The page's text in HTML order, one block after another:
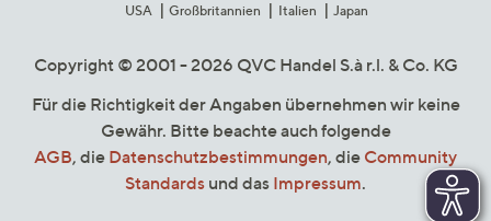
USA
Großbritannien Italien Japan
Copyright © 2001 - 2026 QVC Handel S.à r.l. & Co. KG
Für die Richtigkeit der Angaben übernehmen wir keine
Gewähr. Bitte beachte auch folgende
AGB, die Datenschutzbestimmungen, die Community
Standards und das Impressum.